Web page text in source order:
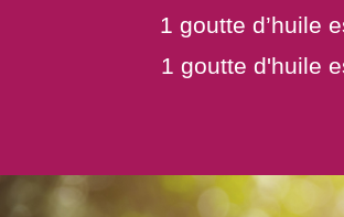
1 goutte d’huile
1 goutte d'huile